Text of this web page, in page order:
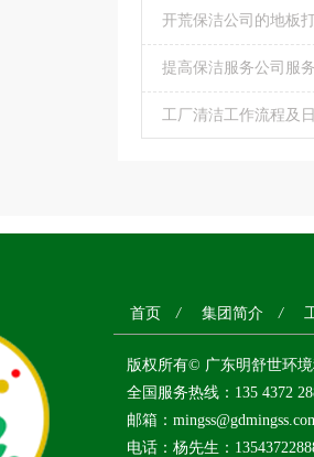
开荒保洁公司的地板
提高保洁服务公司服
工厂清洁工作流程及
首页 / 集团简介 /
版权所有© 广东明舒世环
全国服务热线：135 4372
邮箱：
电话：杨先生：